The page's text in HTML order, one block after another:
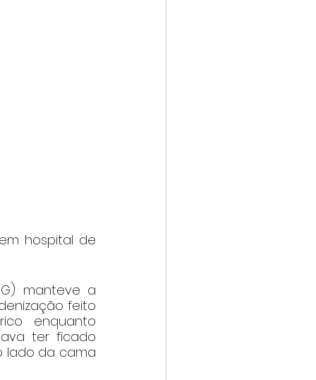
hospital de
manteve a
feito
enquanto
ter ficado
lado da cama